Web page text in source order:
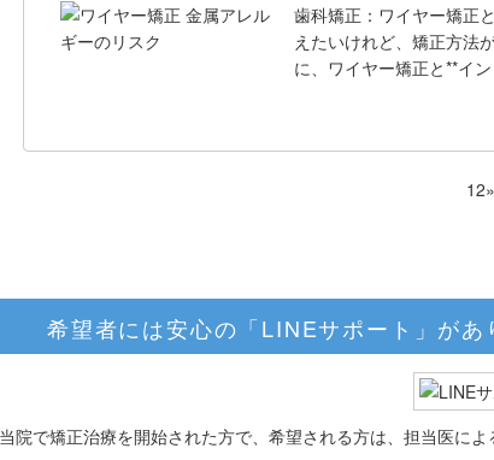
歯科矯正：ワイヤー矯正
えたいけれど、矯正方法
に、ワイヤー矯正と**イ
12»
希望者には安心の「LINEサポート」があ
当院で矯正治療を開始された方で、希望される方は、担当医によ